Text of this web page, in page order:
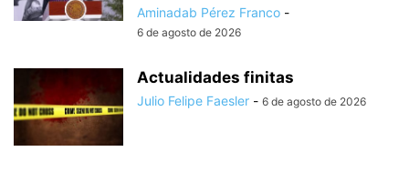
Aminadab Pérez Franco -
6 de agosto de 2026
Actualidades finitas
Julio Felipe Faesler - 6 de agosto de 2026